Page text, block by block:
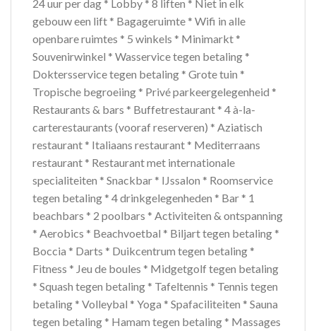
24 uur per dag * Lobby * 8 liften * Niet in elk
gebouw een lift * Bagageruimte * Wifi in alle
openbare ruimtes * 5 winkels * Minimarkt *
Souvenirwinkel * Wasservice tegen betaling *
Doktersservice tegen betaling * Grote tuin *
Tropische begroeiing * Privé parkeergelegenheid *
Restaurants & bars * Buffetrestaurant * 4 à-la-
carterestaurants (vooraf reserveren) * Aziatisch
restaurant * Italiaans restaurant * Mediterraans
restaurant * Restaurant met internationale
specialiteiten * Snackbar * IJssalon * Roomservice
tegen betaling * 4 drinkgelegenheden * Bar * 1
beachbars * 2 poolbars * Activiteiten & ontspanning
* Aerobics * Beachvoetbal * Biljart tegen betaling *
Boccia * Darts * Duikcentrum tegen betaling *
Fitness * Jeu de boules * Midgetgolf tegen betaling
* Squash tegen betaling * Tafeltennis * Tennis tegen
betaling * Volleybal * Yoga * Spafaciliteiten * Sauna
tegen betaling * Hamam tegen betaling * Massages